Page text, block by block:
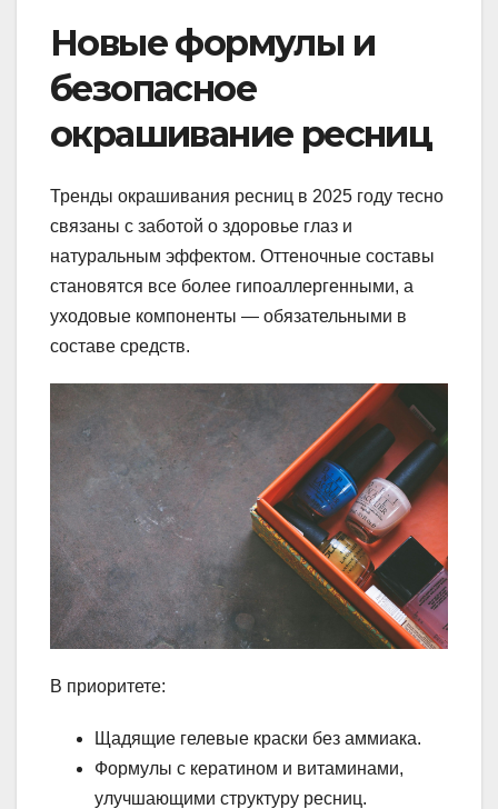
Новые формулы и
безопасное
окрашивание ресниц
Тренды окрашивания ресниц в 2025 году тесно
связаны с заботой о здоровье глаз и
натуральным эффектом. Оттеночные составы
становятся все более гипоаллергенными, а
уходовые компоненты — обязательными в
составе средств.
В приоритете:
Щадящие гелевые краски без аммиака.
Формулы с кератином и витаминами,
улучшающими структуру ресниц.